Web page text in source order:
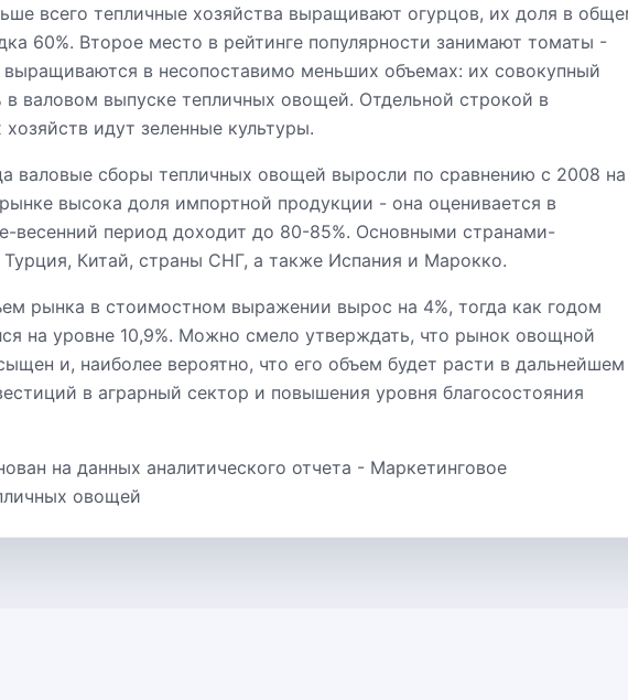
всего тепличные хозяйства выращивают огурцов, их доля в
60%. Второе место в рейтинге популярности занимают томаты -
в несопоставимо меньших объемах: их совокупный
в валовом выпуске тепличных овощей. Отдельной строкой в
идут зеленные культуры.
валовые сборы тепличных овощей выросли по сравнению с 2008 на
высока доля импортной продукции - она оценивается в
весенний период доходит до 80-85%. Основными странами-
Китай, страны СНГ, а также Испания и Марокко.
рынка в стоимостном выражении вырос на 4%, тогда как годом
на уровне 10,9%. Можно смело утверждать, что рынок овощной
и, наиболее вероятно, что его объем будет расти в дальнейшем
в аграрный сектор и повышения уровня благосостояния
на данных аналитического отчета - Маркетинговое
овощей